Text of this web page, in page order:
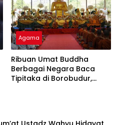
Agama
Ribuan Umat Buddha
Berbagai Negara Baca
Tipitaka di Borobudur,